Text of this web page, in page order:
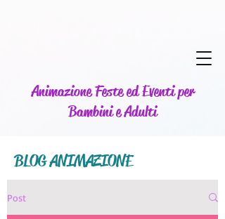
Animazione Feste ed Eventi per
Bambini e Adulti
BLOG ANIMAZIONE
Post